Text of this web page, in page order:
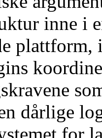
inne i
dårlige
for